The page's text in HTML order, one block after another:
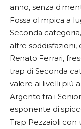
anno, senza
Fossa olimpica a
Seconda
altre soddisfazioni,
Renato Ferrari,
trap di Seconda
valere ai livelli più
Argento tra i
esponente di
Trap Pezzaioli con